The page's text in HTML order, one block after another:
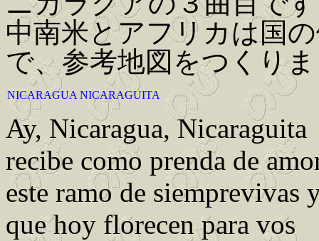
中南米とアフリカは国
で、参考地図をつくり
NICARAGUA NICARAGUITA
Ay, Nicaragua, Nicaraguita
recibe como prenda de
este ramo de siemprevivas
que hoy florecen para vos